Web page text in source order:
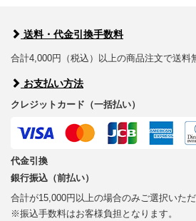
送料・代金引換手数料
合計4,000円（税込）以上の商品注文で送料
お支払い方法
クレジットカード（一括払い）
代金引換
銀行振込（前払い）
合計が15,000円以上の場合のみご選択いただ
※振込手数料はお客様負担となります。